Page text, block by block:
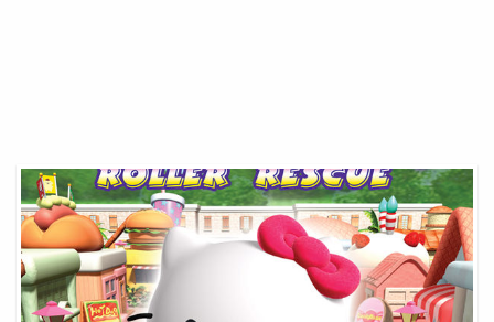
Figurine
Hello
Kitty
Action